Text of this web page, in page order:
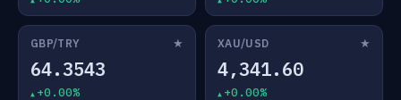
GBP/TRY ★
64.3543
+0.00%
XAU/USD ★
4,341.60
+0.00%